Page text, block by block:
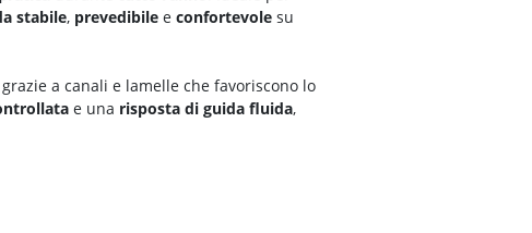
stabile, prevedibile e confortevole su
grazie a canali e lamelle che favoriscono lo
e una risposta di guida fluida,